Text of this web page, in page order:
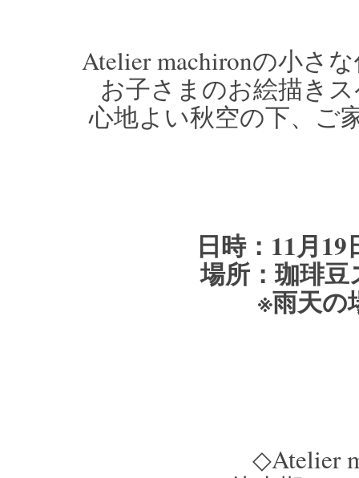
Atelier machironの小さ
お子さまのお絵描き
心地よい秋空の下、ご
日時：11月19
場所：珈琲
※雨天の
◇Atelier